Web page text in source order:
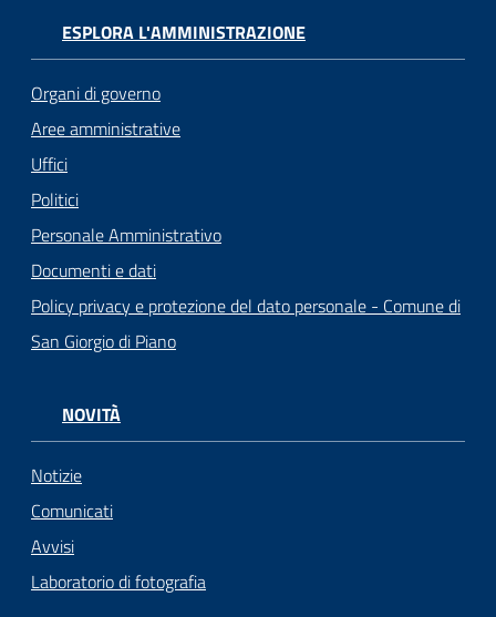
ESPLORA L'AMMINISTRAZIONE
Organi di governo
Aree amministrative
Uffici
Politici
Personale Amministrativo
Documenti e dati
Policy privacy e protezione del dato personale - Comune di
San Giorgio di Piano
NOVITÀ
Notizie
Comunicati
Avvisi
Laboratorio di fotografia